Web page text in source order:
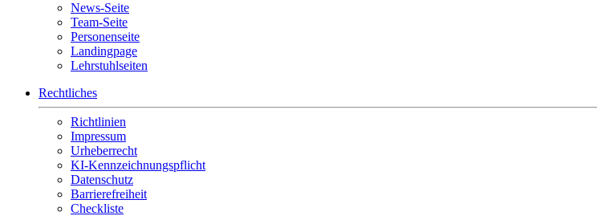
News-Seite
Team-Seite
Personenseite
Landingpage
Lehrstuhlseiten
Rechtliches
Richtlinien
Impressum
Urheberrecht
KI-Kennzeichnungspflicht
Datenschutz
Barrierefreiheit
Checkliste